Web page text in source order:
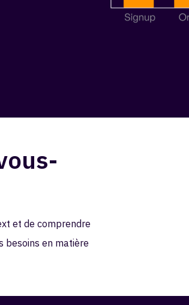
et de comprendre
besoins en matière